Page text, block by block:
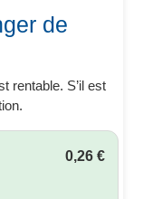
de
rentable. S’il est
0,26 €